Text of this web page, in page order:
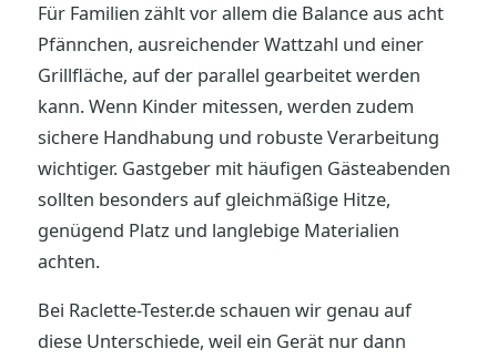
Für Familien zählt vor allem die Balance aus acht
Pfännchen, ausreichender Wattzahl und einer
Grillfläche, auf der parallel gearbeitet werden
kann. Wenn Kinder mitessen, werden zudem
sichere Handhabung und robuste Verarbeitung
wichtiger. Gastgeber mit häufigen Gästeabenden
sollten besonders auf gleichmäßige Hitze,
genügend Platz und langlebige Materialien
achten.
Bei Raclette-Tester.de schauen wir genau auf
diese Unterschiede, weil ein Gerät nur dann